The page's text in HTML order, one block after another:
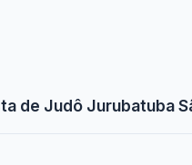
de Judô Jurubatuba